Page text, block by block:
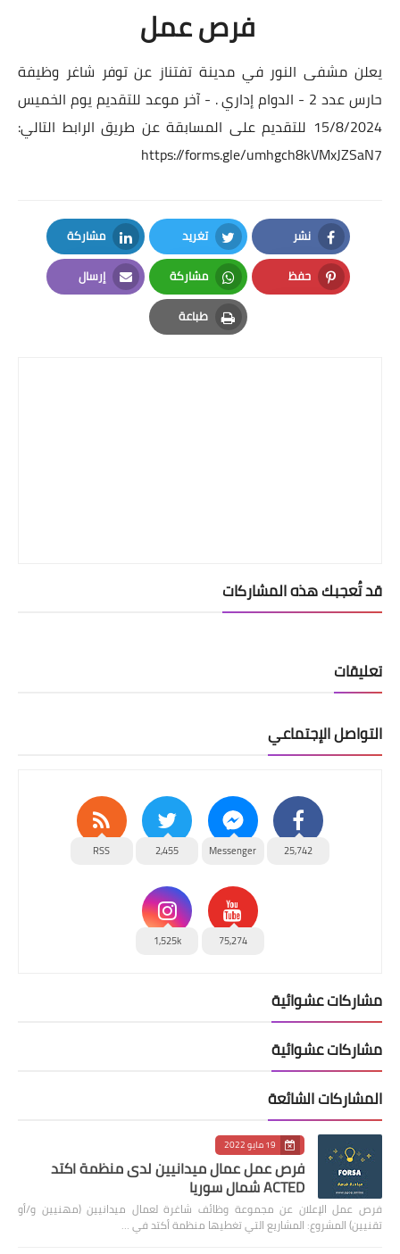
فرص عمل
يعلن مشفى النور في مدينة تفتناز عن توفر شاغر وظيفة
حارس عدد 2 - الدوام إداري . - آخر موعد للتقديم يوم الخميس
15/8/2024 للتقديم على المسابقة عن طريق الرابط التالي:
https://forms.gle/umhgch8kVMxJZSaN7
نشر
Facebook
تغريد
Twitter
مشاركة
LinkedIn
حفظ
Pinterest
مشاركة
Whatsapp
إرسال
Email
طباعة
Print
قد تُعجبك هذه المشاركات
تعليقات
التواصل الإجتماعي
25,742
Messenger
2,455
RSS
75,274
1,525k
مشاركات عشوائية
مشاركات عشوائية
المشاركات الشائعة
19 مايو 2022
فرص عمل عمال ميدانيين لدى منظمة اكتد
ACTED شمال سوريا
فرص عمل الإعلان عن مجموعة وظائف شاغرة لعمال ميدانيين (مهنيين و/أو
تقنيين) المشروع: المشاريع التي تغطيها منظمة أكتد في …